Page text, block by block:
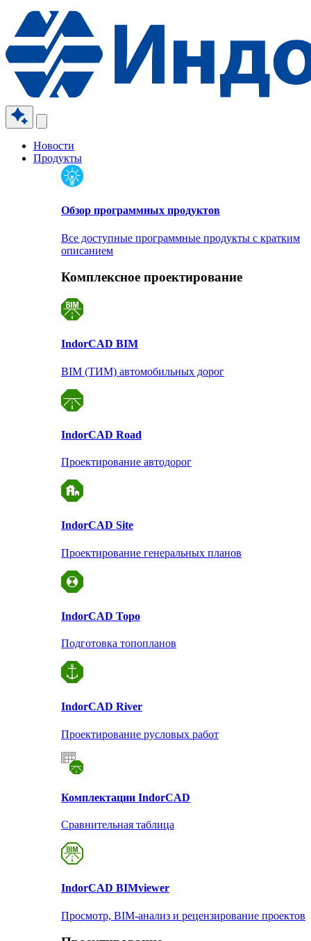
Новости
Продукты
Обзор программных продуктов
Все доступные программные продукты с кратким
описанием
Комплексное проектирование
IndorCAD BIM
BIM (ТИМ) автомобильных дорог
IndorCAD Road
Проектирование автодорог
IndorCAD Site
Проектирование генеральных планов
IndorCAD Topo
Подготовка топопланов
IndorCAD River
Проектирование русловых работ
Комплектации IndorCAD
Сравнительная таблица
IndorCAD BIMviewer
Просмотр, BIM-анализ и рецензирование проектов